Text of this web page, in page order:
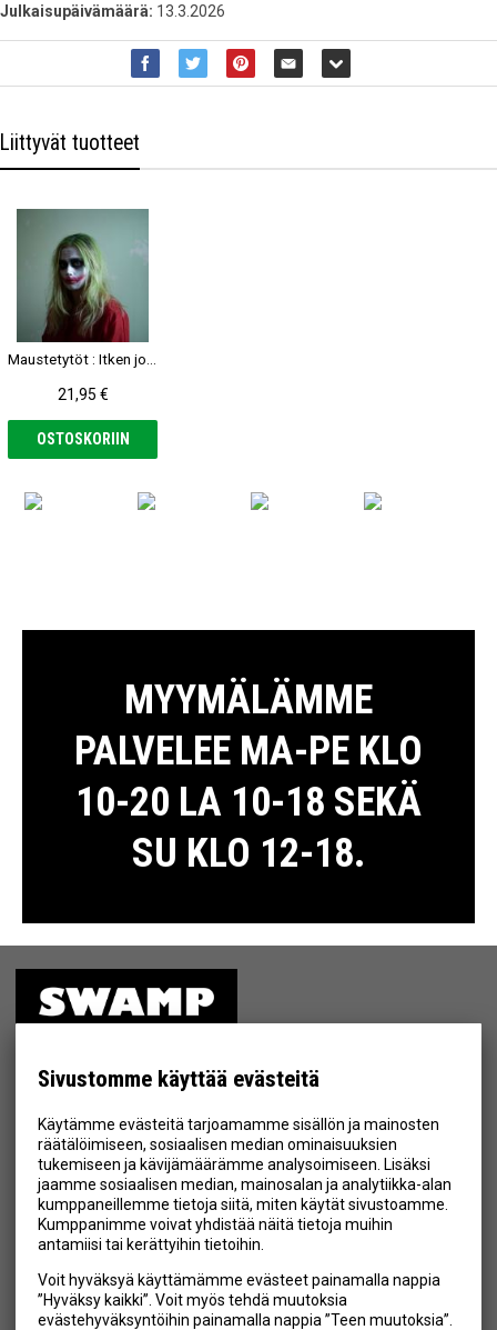
Sivustomme käyttää evästeitä
Käytämme evästeitä tarjoamamme sisällön ja mainosten
räätälöimiseen, sosiaalisen median ominaisuuksien
tukemiseen ja kävijämäärämme analysoimiseen. Lisäksi
jaamme sosiaalisen median, mainosalan ja analytiikka-alan
kumppaneillemme tietoja siitä, miten käytät sivustoamme.
Kumppanimme voivat yhdistää näitä tietoja muihin
antamiisi tai kerättyihin tietoihin.
Voit hyväksyä käyttämämme evästeet painamalla nappia
”Hyväksy kaikki”. Voit myös tehdä muutoksia
evästehyväksyntöihin painamalla nappia ”Teen muutoksia”.
Julkaisupäivämäärä: 13.3.2026
Liittyvät tuotteet
21,95 €
OSTOSKORIIN
MYYMÄLÄMME
PALVELEE MA-PE KLO
10-20 LA 10-18 SEKÄ
SU KLO 12-18.
MYYMÄLÄ
YHTEYSTIEDOT
Hyväksyn henkilötietojen tallentamisen (
Tilaa